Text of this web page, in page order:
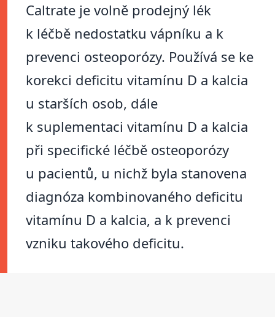
Caltrate je volně prodejný lék
k léčbě nedostatku vápníku a k
prevenci osteoporózy. Používá se ke
korekci deficitu vitamínu D a kalcia
u starších osob, dále
k suplementaci vitamínu D a kalcia
při specifické léčbě osteoporózy
u pacientů, u nichž byla stanovena
diagnóza kombinovaného deficitu
vitamínu D a kalcia, a k prevenci
vzniku takového deficitu.